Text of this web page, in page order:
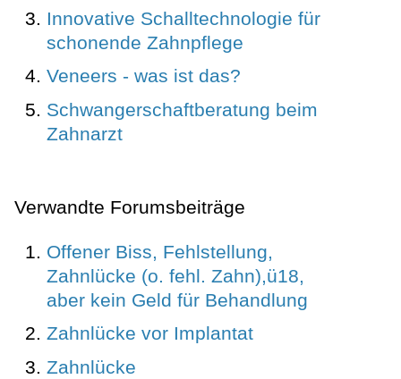
Innovative Schalltechnologie für
schonende Zahnpflege
Veneers - was ist das?
Schwangerschaftberatung beim
Zahnarzt
Verwandte Forumsbeiträge
Offener Biss, Fehlstellung,
Zahnlücke (o. fehl. Zahn),ü18,
aber kein Geld für Behandlung
Zahnlücke vor Implantat
Zahnlücke